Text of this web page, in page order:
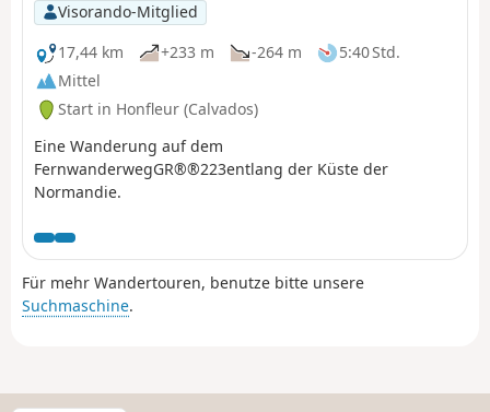
Visorando-Mitglied
17,44 km
+233 m -264 m
5:40 Std.
Mittel
Start in Honfleur (Calvados)
Eine Wanderung auf dem
FernwanderwegGR®®223entlang der Küste der
Normandie.
Für mehr Wandertouren, benutze bitte unsere
Suchmaschine.